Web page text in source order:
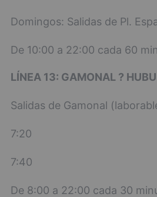
Domingos: Salidas de Pl.
De 10:00 a 22:00 cada 60
LÍNEA 13: GAMONAL ? HUBU
Salidas de Gamonal
7:20
7:40
De 8:00 a 22:00 cada 30